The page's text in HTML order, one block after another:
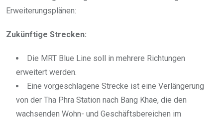
Erweiterungsplänen:
Zukünftige Strecken:
Die MRT Blue Line soll in mehrere Richtungen
erweitert werden.
Eine vorgeschlagene Strecke ist eine Verlängerung
von der Tha Phra Station nach Bang Khae, die den
wachsenden Wohn- und Geschäftsbereichen im